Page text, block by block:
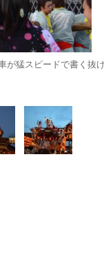
が猛スピードで書く抜